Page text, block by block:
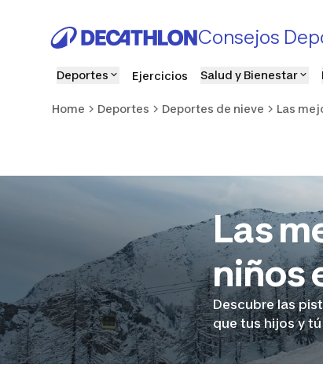
Consejos
Deportes Ejercicios Salud y Bienestar
Home Deportes Deportes de nieve Las
Las
niños
Descubre las
que tus hijos y